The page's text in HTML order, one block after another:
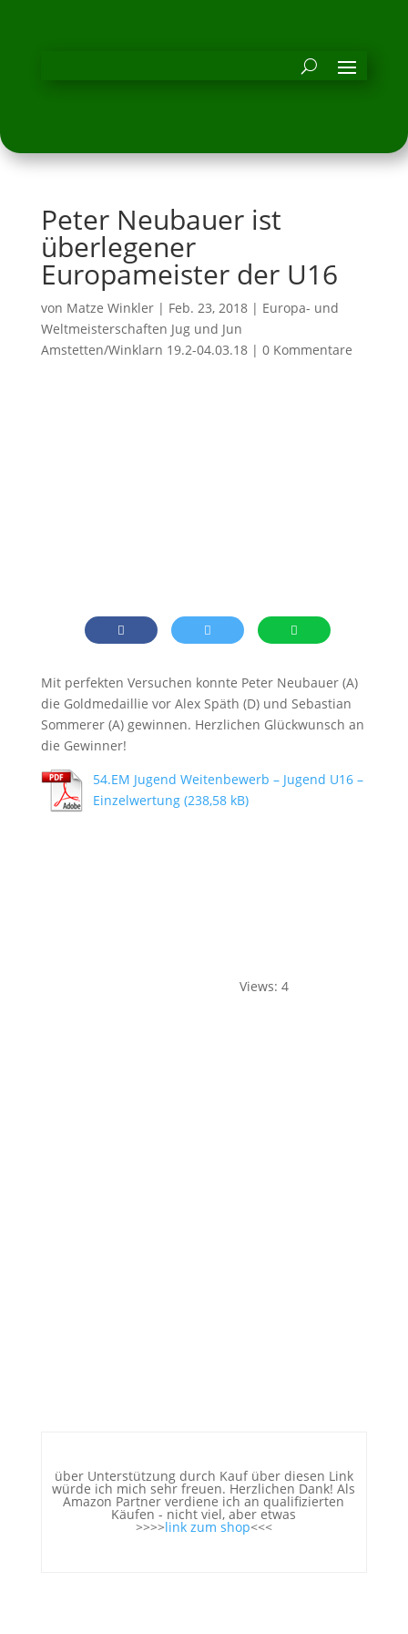
Peter Neubauer ist
überlegener
Europameister der U16
von Matze Winkler| Feb. 23, 2018| Europa- und
Weltmeisterschaften Jug und Jun
Amstetten/Winklarn 19.2-04.03.18| 0 Kommentare
Mit perfekten Versuchen konnte Peter Neubauer (A)
die Goldmedaillie vor Alex Späth (D) und Sebastian
Sommerer (A) gewinnen. Herzlichen Glückwunsch an
die Gewinner!
54.EM Jugend Weitenbewerb – Jugend U16 –
Einzelwertung
Views: 4
über Unterstützung durch Kauf über diesen Link
würde ich mich sehr freuen. Herzlichen Dank! Als
Amazon Partner verdiene ich an qualifizierten
Käufen - nicht viel, aber etwas
>>>>link zum shop<<<